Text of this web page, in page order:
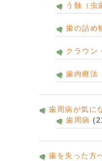
う蝕（虫
歯の詰め
クラウン
歯内療法
歯周病が気に
歯周病
歯を失った方